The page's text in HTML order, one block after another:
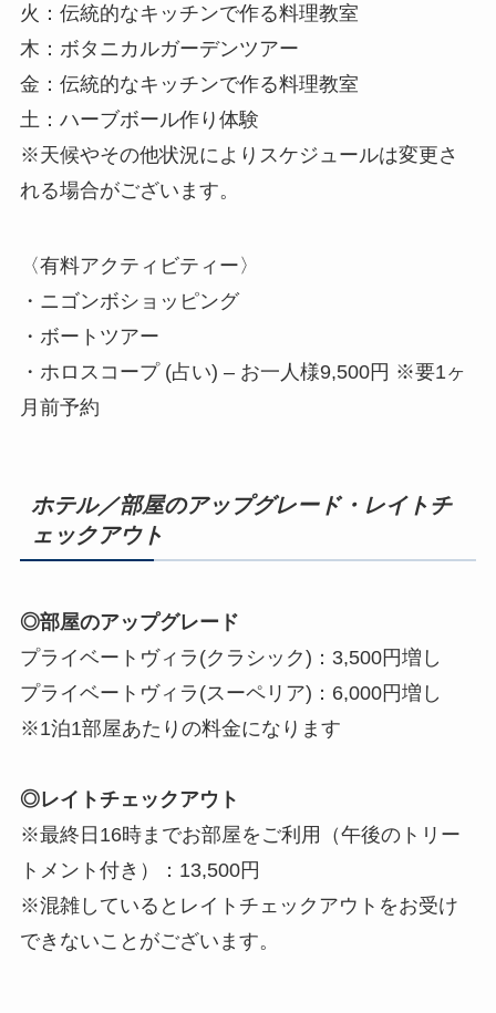
火：伝統的なキッチンで作る料理教室
木：ボタニカルガーデンツアー
金：伝統的なキッチンで作る料理教室
土：ハーブボール作り体験
※天候やその他状況によりスケジュールは変更さ
れる場合がございます。
〈有料アクティビティー〉
・ニゴンボショッピング
・ボートツアー
・ホロスコープ (占い) – お一人様9,500円 ※要1ヶ
月前予約
ホテル／部屋のアップグレード・レイトチ
ェックアウト
◎部屋のアップグレード
プライベートヴィラ(クラシック)：3,500円増し
プライベートヴィラ(スーペリア)：6,000円増し
※1泊1部屋あたりの料金になります
◎レイトチェックアウト
※最終日16時までお部屋をご利用（午後のトリー
トメント付き）：13,500円
※混雑しているとレイトチェックアウトをお受け
できないことがございます。